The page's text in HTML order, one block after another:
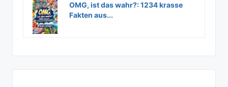
OMG, ist das wahr?: 1234 krasse
Fakten aus...